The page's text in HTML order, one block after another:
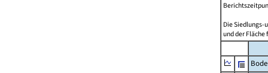
Die Siedlungs-
und der Fläche